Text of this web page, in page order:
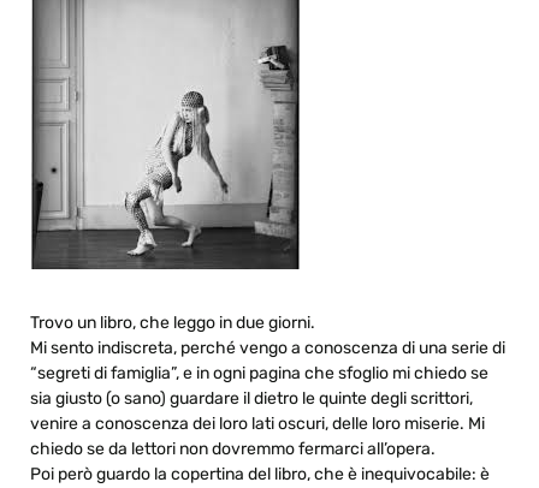
Trovo un libro, che leggo in due giorni.
Mi sento indiscreta, perché vengo a conoscenza di una serie di
“segreti di famiglia”, e in ogni pagina che sfoglio mi chiedo se
sia giusto (o sano) guardare il dietro le quinte degli scrittori,
venire a conoscenza dei loro lati oscuri, delle loro miserie. Mi
chiedo se da lettori non dovremmo fermarci all’opera.
Poi però guardo la copertina del libro, che è inequivocabile: è